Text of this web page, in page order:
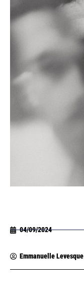
04/09/2024
Emmanuelle Levesque